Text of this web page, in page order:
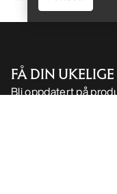
Finn butikk
FÅ DIN
Bli oppdatert på